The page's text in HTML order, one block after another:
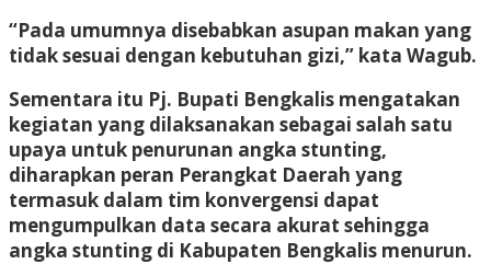
“Pada umumnya disebabkan asupan makan yang
tidak sesuai dengan kebutuhan gizi,” kata Wagub.
Sementara itu Pj. Bupati Bengkalis mengatakan
kegiatan yang dilaksanakan sebagai salah satu
upaya untuk penurunan angka stunting,
diharapkan peran Perangkat Daerah yang
termasuk dalam tim konvergensi dapat
mengumpulkan data secara akurat sehingga
angka stunting di Kabupaten Bengkalis menurun.